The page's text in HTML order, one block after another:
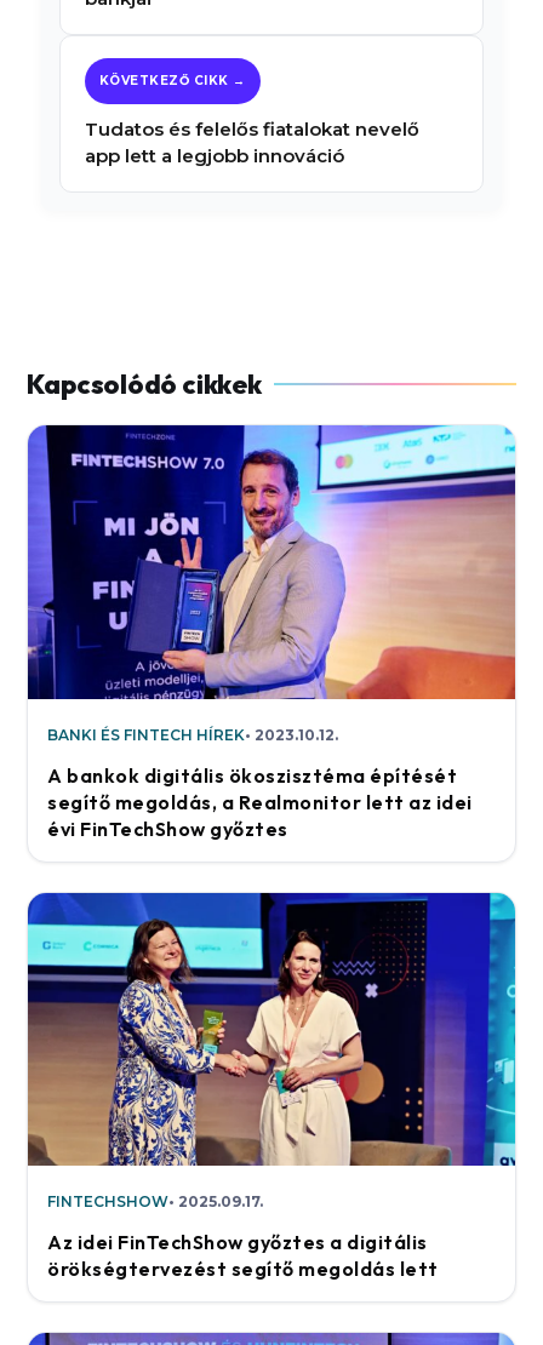
Tudatos és felelős fiatalokat nevelő
app lett a legjobb innováció
BANKI ÉS FINTECH HÍREK 2023.10.12.
A bankok digitális ökoszisztéma építését
segítő megoldás, a Realmonitor lett az idei
évi FinTechShow győztes
FINTECHSHOW 2025.09.17.
Az idei FinTechShow győztes a digitális
örökségtervezést segítő megoldás lett